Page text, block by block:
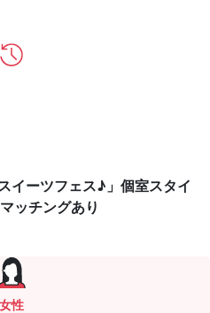
イーツフェス♪」個室スタイ
ッチングあり
女性